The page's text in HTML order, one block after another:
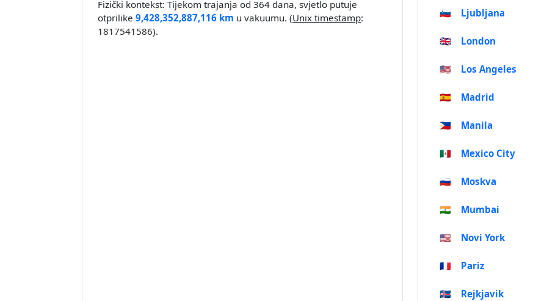
Fizički kontekst: Tijekom trajanja od 364 dana, svjetlo putuje
otprilike 9,428,352,887,116 km u vakuumu. (Unix timestamp:
1817541586).
🇸🇮 Ljubljana
🇬🇧 London
🇺🇸 Los Angeles
🇪🇸 Madrid
🇵🇭 Manila
🇲🇽 Mexico City
🇷🇺 Moskva
🇮🇳 Mumbai
🇺🇸 Novi York
🇫🇷 Pariz
🇮🇸 Rejkjavik